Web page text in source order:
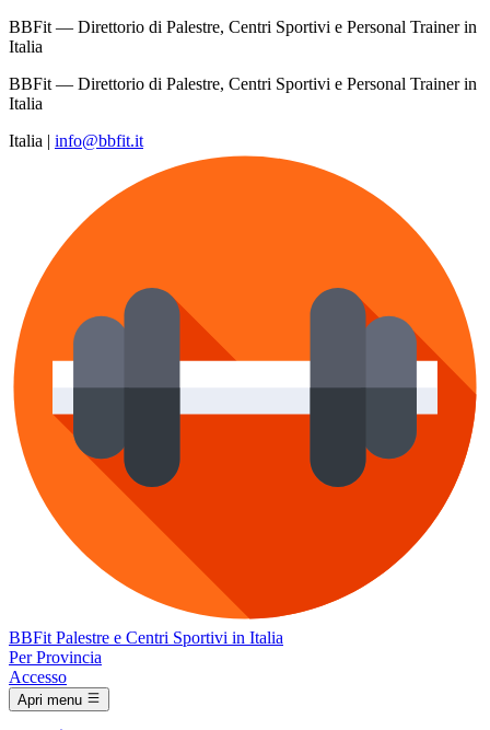
BBFit — Direttorio di Palestre, Centri Sportivi e Personal Trainer in
Italia
BBFit — Direttorio di Palestre, Centri Sportivi e Personal Trainer in
Italia
Italia | info@bbfit.it
BBFit Palestre e Centri Sportivi in Italia
Per Provincia
Accesso
Apri menu